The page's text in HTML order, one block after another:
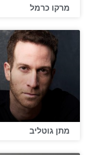
מרקו כרמל
מתן גוטליב